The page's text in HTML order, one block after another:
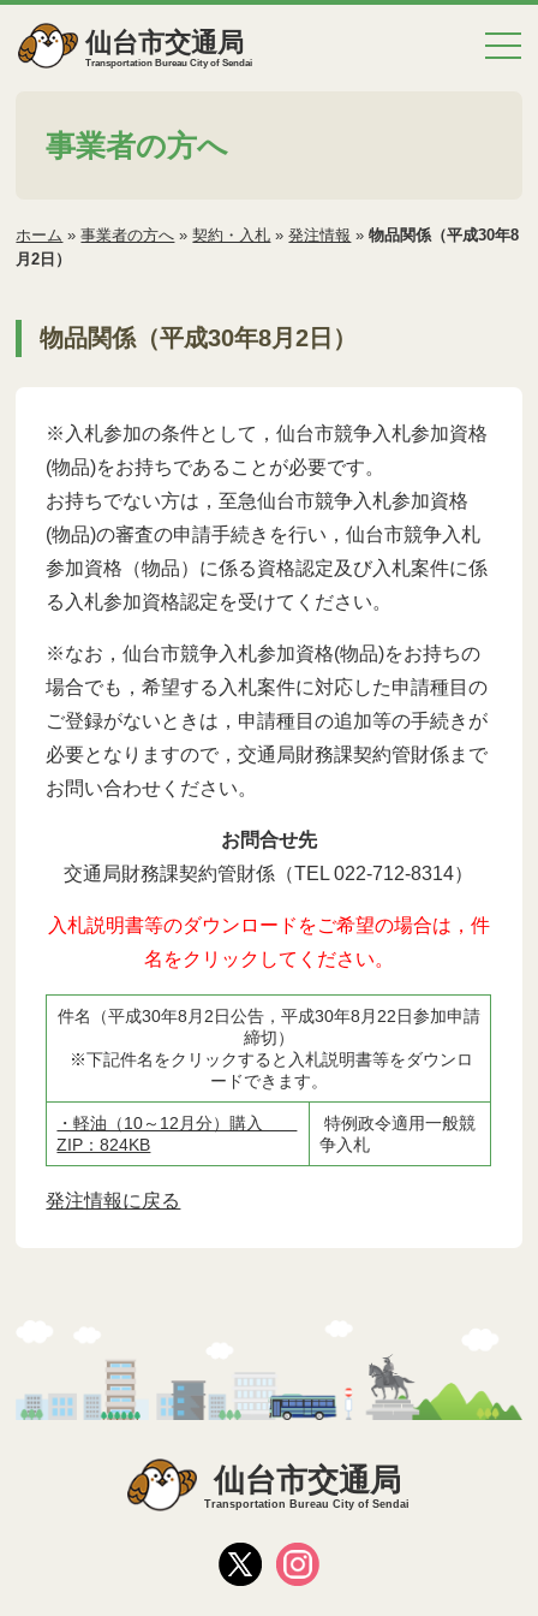
仙台市交通局
Transportation Bureau City of Sendai
事業者の方へ
ホーム »事業者の方へ »契約・入札 »発注情報 »物品関係（平成30年8
月2日）
物品関係（平成30年8月2日）
※入札参加の条件として，仙台市競争入札参加資格
(物品)をお持ちであることが必要です。
お持ちでない方は，至急仙台市競争入札参加資格
(物品)の審査の申請手続きを行い，仙台市競争入札
参加資格（物品）に係る資格認定及び入札案件に係
る入札参加資格認定を受けてください。
※なお，仙台市競争入札参加資格(物品)をお持ちの
場合でも，希望する入札案件に対応した申請種目の
ご登録がないときは，申請種目の追加等の手続きが
必要となりますので，交通局財務課契約管財係まで
お問い合わせください。
お問合せ先
交通局財務課契約管財係（TEL 022-712-8314）
入札説明書等のダウンロードをご希望の場合は，件
名をクリックしてください。
件名（平成30年8月2日公告，平成30年8月22日参加申請
締切）
※下記件名をクリックすると入札説明書等をダウンロ
ードできます。
・軽油（10～12月分）購入
ZIP：824KB
特例政令適用一般競
争入札
発注情報に戻る
仙台市交通局
Transportation Bureau City of Sendai